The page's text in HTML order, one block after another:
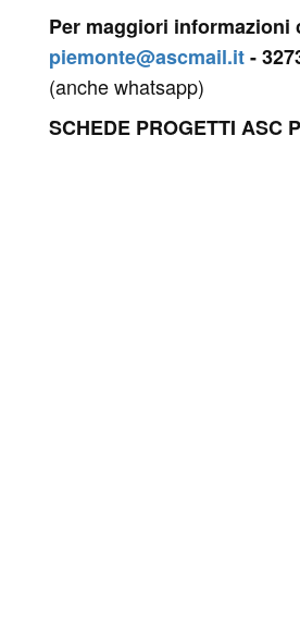
Per maggiori informazioni
piemonte@ascmail.it-
(anche whatsapp)
SCHEDE PROGETTI ASC